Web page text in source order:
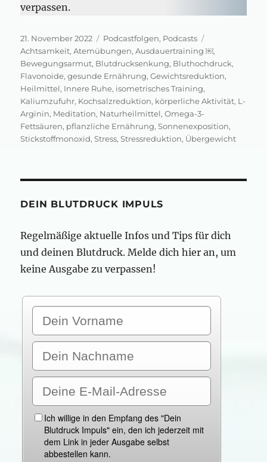
verpassen.
Veröffentlicht
am
21. November 2022 Kategorien
Podcastfolgen, Podcasts
Achtsamkeit,Atemübungen,Ausdauertraining ￼,
Bewegungsarmut, Blutdrucksenkung, Bluthochdruck,
Flavonoide,gesunde Ernährung,Gewichtsreduktion,
Heilmittel, Innere Ruhe, isometrisches Training,
Kaliumzufuhr, Kochsalzreduktion, körperliche Aktivität, L-
Arginin, Meditation, Naturheilmittel,Omega-3-
Fettsäuren, pflanzliche Ernährung,Sonnenexposition,
Stickstoffmonoxid,Stress,Stressreduktion, Übergewicht
DEIN BLUTDRUCK IMPULS
Regelmäßige aktuelle Infos und Tips für dich
und deinen Blutdruck. Melde dich hier an, um
keine Ausgabe zu verpassen!